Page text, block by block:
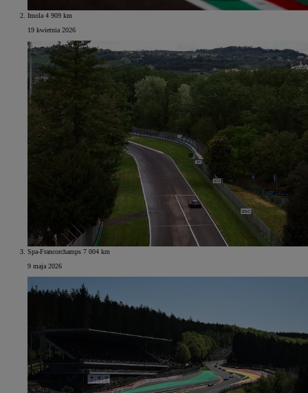
Imola 4 909 km
19 kwietnia 2026
Spa-Francorchamps 7 004 km
9 maja 2026